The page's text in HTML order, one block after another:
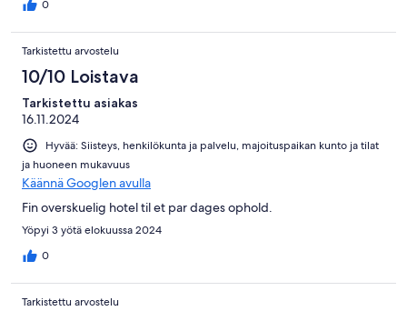
0
Tarkistettu arvostelu
10/10 Loistava
Tarkistettu asiakas
16.11.2024
Hyvää: Siisteys, henkilökunta ja palvelu, majoituspaikan kunto ja tilat
ja huoneen mukavuus
Käännä Googlen avulla
Fin overskuelig hotel til et par dages ophold.
Yöpyi 3 yötä elokuussa 2024
0
Tarkistettu arvostelu